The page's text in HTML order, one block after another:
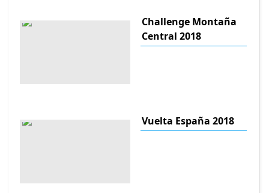
Challenge Montaña
Central 2018
Vuelta España 2018